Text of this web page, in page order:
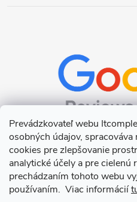
Prevádzkovateľ webu
osobných údajov,
cookies pre zlepšovanie
analytické účely a pre cielenú
prechádzaním tohoto webu
používaním. Viac informácií